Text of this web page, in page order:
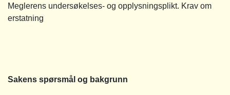
Meglerens undersøkelses- og opplysningsplikt. Krav om
erstatning
Sakens spørsmål og bakgrunn